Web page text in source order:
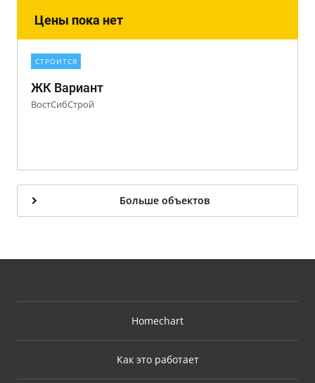
Цены пока нет
СТРОИТСЯ
ЖК Вариант
ВостСибСтрой
Больше объектов
Homechart
Как это работает